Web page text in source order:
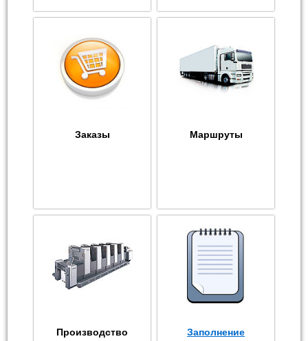
Заказы Маршруты
Производство
Заполнение